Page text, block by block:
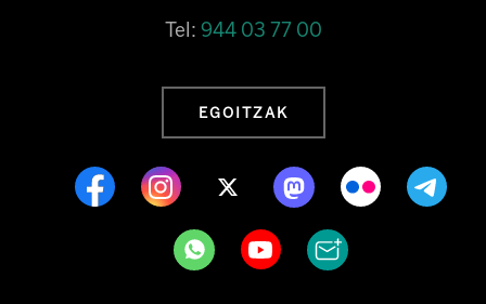
Tel: 944 03 77 00
EGOITZAK